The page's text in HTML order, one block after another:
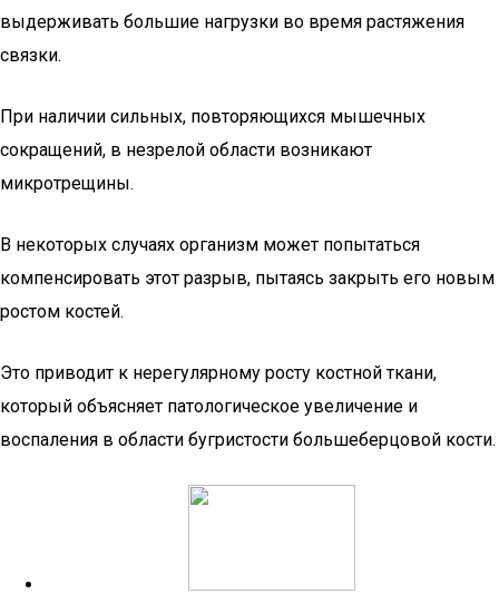
выдерживать большие нагрузки во время растяжения
связки.
При наличии сильных, повторяющихся мышечных
сокращений, в незрелой области возникают
микротрещины.
В некоторых случаях организм может попытаться
компенсировать этот разрыв, пытаясь закрыть его новым
ростом костей.
Это приводит к нерегулярному росту костной ткани,
который объясняет патологическое увеличение и
воспаления в области бугристости большеберцовой кости.